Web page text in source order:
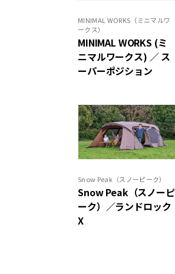
MINIMAL WORKS（ミニマルワ
ークス）
MINIMAL WORKS (ミ
ニマルワークス) ／ ス
ーパーポジション
Snow Peak（スノーピーク）
Snow Peak（スノーピ
ーク）／ランドロック
X